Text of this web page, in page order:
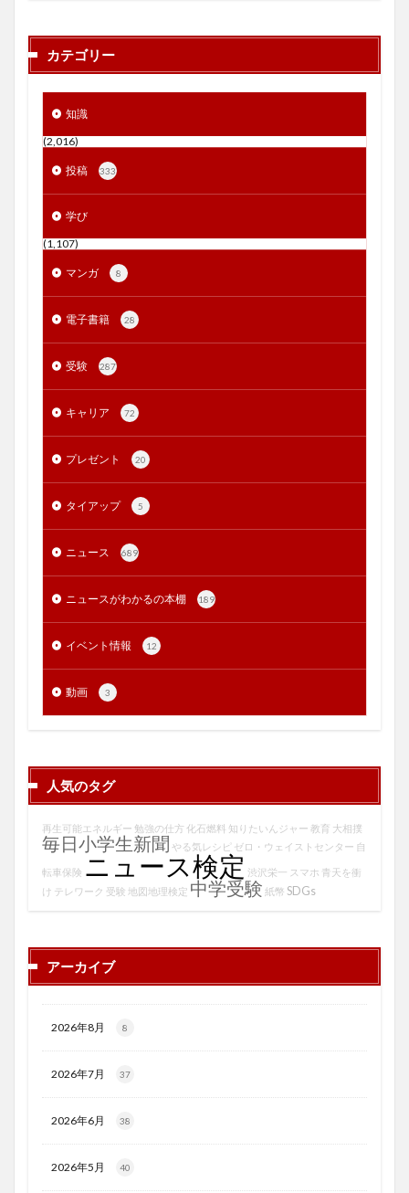
カテゴリー
知識
(2,016)
投稿 333
学び
(1,107)
マンガ 8
電子書籍 28
受験 287
キャリア 72
プレゼント 20
タイアップ 5
ニュース 689
ニュースがわかるの本棚 189
イベント情報 12
動画 3
人気のタグ
再生可能エネルギー 勉強の仕方 化石燃料 知りたいんジャー 教育 大相撲
毎日小学生新聞 やる気レシピ ゼロ・ウェイストセンター 自
転車保険 ニュース検定 渋沢栄一 スマホ 青天を衝
け テレワーク 受験 地図地理検定 中学受験 紙幣 SDGs
アーカイブ
2026年8月 8
2026年7月 37
2026年6月 38
2026年5月 40